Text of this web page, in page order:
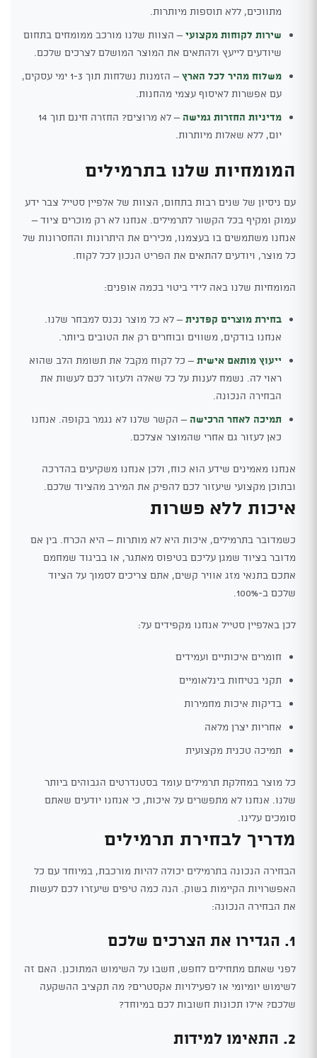
מתווכים, ללא תוספות מיותרות.
שירות לקוחות מקצועי– הצוות שלנו מורכב ממומחים בתחום
שיודעים לייעץ ולהתאים את המוצר המושלם לצרכים שלכם.
משלוח מהיר לכל הארץ
– הזמנות נשלחות תוך 1-3 ימי עסקים,
עם אפשרות לאיסוף עצמי מהחנות.
מדיניות החזרות גמישה
– לא מרוצים? החזרה חינם תוך 14
יום, ללא שאלות מיותרות.
המומחיות שלנו בתרמילים
עם ניסיון של שנים רבות בתחום, הצוות של אלפיין סטייל צבר ידע
עמוק ומקיף בכל הקשור לתרמילים. אנחנו לא רק מוכרים ציוד –
אנחנו משתמשים בו בעצמנו, מכירים את היתרונות והחסרונות של
כל מוצר, ויודעים להתאים את הפריט הנכון לכל לקוח.
המומחיות שלנו באה לידי ביטוי בכמה אופנים:
בחירת מוצרים קפדנית– לא כל מוצר נכנס למבחר שלנו.
אנחנו בודקים, משווים ובוחרים רק את הטובים ביותר.
ייעוץ מותאם אישית– כל לקוח מקבל את תשומת הלב שהוא
ראוי לה. נשמח לענות על כל שאלה ולעזור לכם לעשות את
הבחירה הנכונה.
תמיכה לאחר הרכישה – הקשר שלנו לא נגמר בקופה. אנחנו
כאן לעזור גם אחרי שהמוצר אצלכם.
אנחנו מאמינים שידע הוא כוח, ולכן אנחנו משקיעים בהדרכה
ובתוכן מקצועי שיעזור לכם להפיק את המירב מהציוד שלכם.
איכות ללא פשרות
כשמדובר בתרמילים, איכות היא לא מותרות – היא הכרח. בין אם
מדובר בציוד שמגן עליכם בטיפוס מאתגר, או בביגוד שמחמם
אתכם בתנאי מזג אוויר קשים, אתם צריכים לסמוך על הציוד
שלכם ב-100%.
לכן באלפיין סטייל אנחנו מקפידים על:
חומרים איכותיים ועמידים
תקני בטיחות בינלאומיים
בדיקות איכות מחמירות
אחריות יצרן מלאה
תמיכה טכנית מקצועית
כל מוצר במחלקת תרמילים עומד בסטנדרטים הגבוהים ביותר
שלנו. אנחנו לא מתפשרים על איכות, כי אנחנו יודעים שאתם
סומכים עלינו.
מדריך לבחירת תרמילים
הבחירה הנכונה בתרמילים יכולה להיות מורכבת, במיוחד עם כל
האפשרויות הקיימות בשוק. הנה כמה טיפים שיעזרו לכם לעשות
את הבחירה הנכונה:
1. הגדירו את הצרכים שלכם
לפני שאתם מתחילים לחפש, חשבו על השימוש המתוכנן. האם זה
לשימוש יומיומי או לפעילויות אקסטרים? מה תקציב ההשקעה
שלכם? אילו תכונות חשובות לכם במיוחד?
2. התאימו למידות